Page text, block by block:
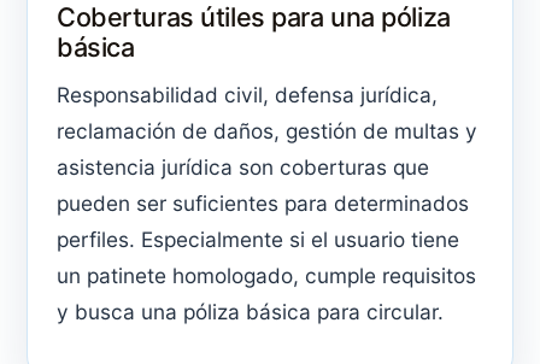
Coberturas útiles para una póliza
básica
Responsabilidad civil, defensa jurídica,
reclamación de daños, gestión de multas y
asistencia jurídica son coberturas que
pueden ser suficientes para determinados
perfiles. Especialmente si el usuario tiene
un patinete homologado, cumple requisitos
y busca una póliza básica para circular.